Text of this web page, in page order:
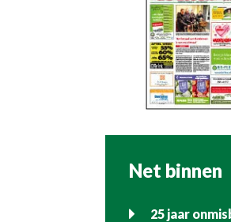
Net binnen
25 jaar